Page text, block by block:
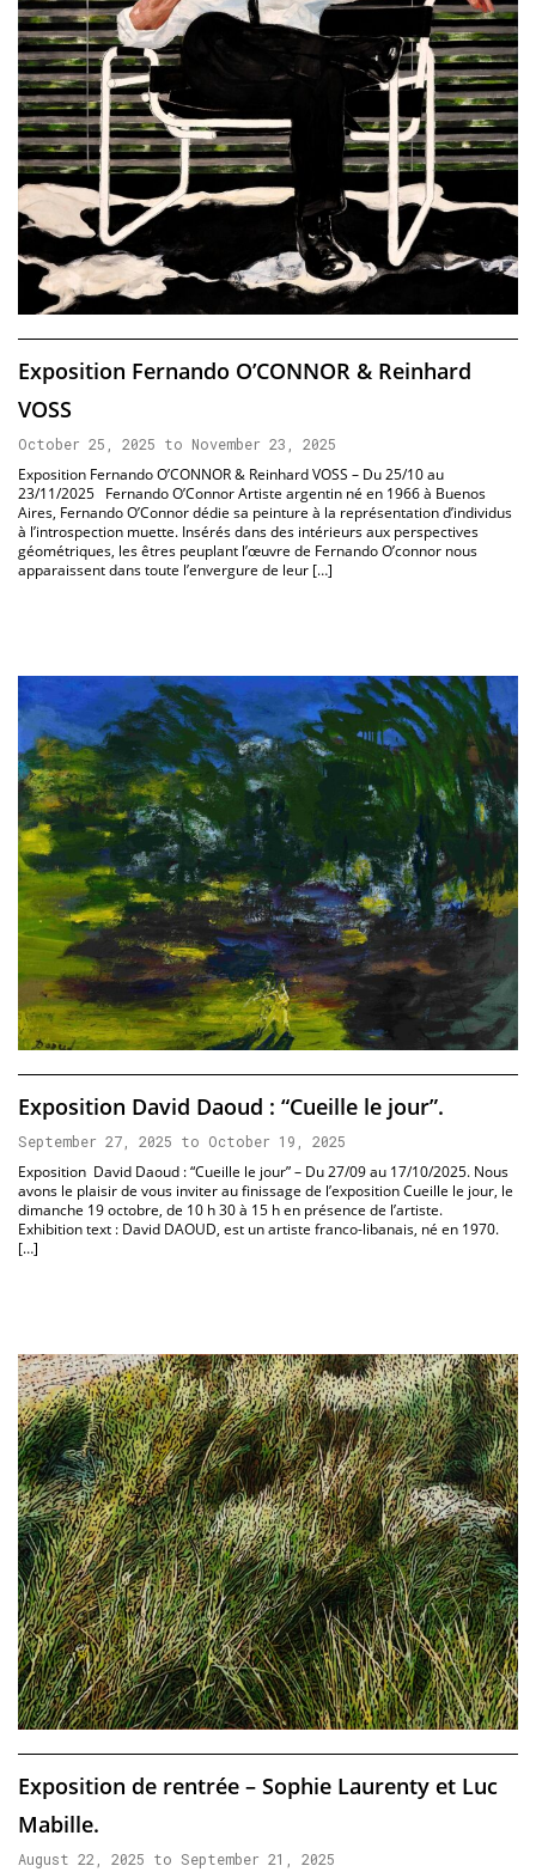
Exposition Fernando O’CONNOR & Reinhard
VOSS
October 25, 2025 to November 23, 2025
Exposition Fernando O’CONNOR & Reinhard VOSS – Du 25/10 au
23/11/2025 Fernando O’Connor Artiste argentin né en 1966 à Buenos
Aires, Fernando O’Connor dédie sa peinture à la représentation d’individus
à l’introspection muette. Insérés dans des intérieurs aux perspectives
géométriques, les êtres peuplant l’œuvre de Fernando O’connor nous
apparaissent dans toute l’envergure de leur […]
Exposition David Daoud : “Cueille le jour”.
September 27, 2025 to October 19, 2025
Exposition David Daoud : “Cueille le jour” – Du 27/09 au 17/10/2025. Nous
avons le plaisir de vous inviter au finissage de l’exposition Cueille le jour, le
dimanche 19 octobre, de 10 h 30 à 15 h en présence de l’artiste.
Exhibition text : David DAOUD, est un artiste franco-libanais, né en 1970.
[…]
Exposition de rentrée – Sophie Laurenty et Luc
Mabille.
August 22, 2025 to September 21, 2025